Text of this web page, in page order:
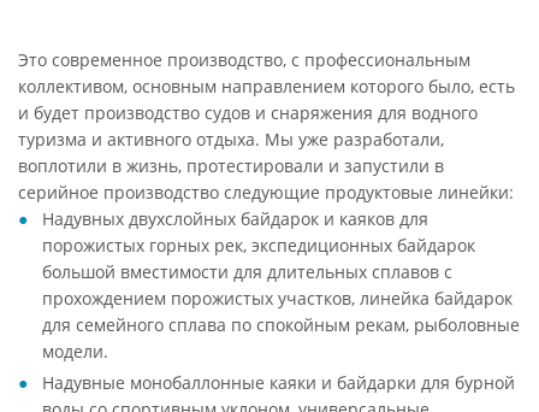
Это современное производство, с профессиональным
коллективом, основным направлением которого было, есть
и будет производство судов и снаряжения для водного
туризма и активного отдыха. Мы уже разработали,
воплотили в жизнь, протестировали и запустили в
серийное производство следующие продуктовые линейки:
Надувных двухслойных байдарок и каяков для
порожистых горных рек, экспедиционных байдарок
большой вместимости для длительных сплавов с
прохождением порожистых участков, линейка байдарок
для семейного сплава по спокойным рекам, рыболовные
модели.
Надувные монобаллонные каяки и байдарки для бурной